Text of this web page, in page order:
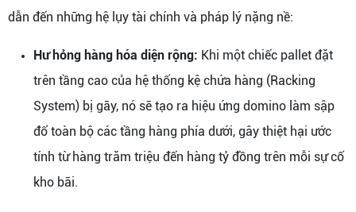
dẫn đến những hệ lụy tài chính và pháp lý nặng nề:
Hư hỏng hàng hóa diện rộng: Khi một chiếc pallet đặt
trên tầng cao của hệ thống kệ chứa hàng (Racking
System) bị gãy, nó sẽ tạo ra hiệu ứng domino làm sập
đổ toàn bộ các tầng hàng phía dưới, gây thiệt hại ước
tính từ hàng trăm triệu đến hàng tỷ đồng trên mỗi sự cố
kho bãi.